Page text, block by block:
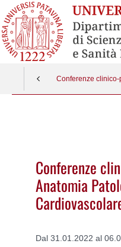
Conferenze
Conferenze
Anatomia
Dal 31.01.2022 al